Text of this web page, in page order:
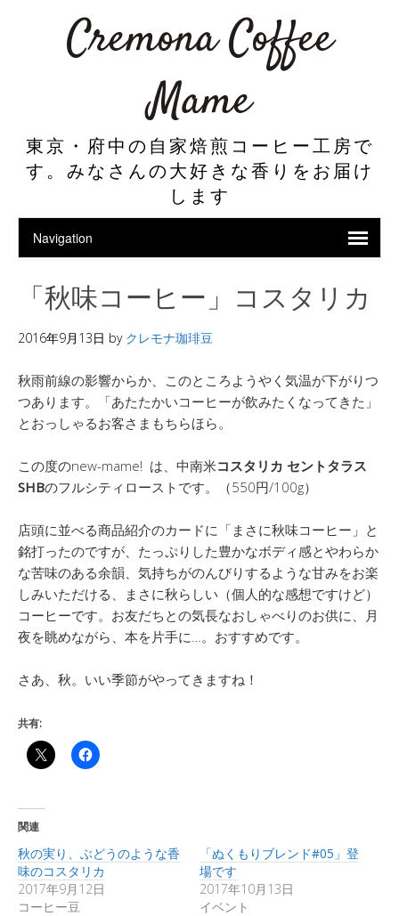
Cremona Coffee
Mame
東京・府中の自家焙煎コーヒー工房で
す。みなさんの大好きな香りをお届け
します
「秋味コーヒー」コスタリカ
2016年9月13日 by クレモナ珈琲豆
秋雨前線の影響からか、このところようやく気温が下がりつ
つあります。「あたたかいコーヒーが飲みたくなってきた」
とおっしゃるお客さまもちらほら。
この度のnew-mame! は、中南米コスタリカ セントタラス
SHBのフルシティローストです。（550円/100g）
店頭に並べる商品紹介のカードに「まさに秋味コーヒー」と
銘打ったのですが、たっぷりした豊かなボディ感とやわらか
な苦味のある余韻、気持ちがのんびりするような甘みをお楽
しみいただける、まさに秋らしい（個人的な感想ですけど）
コーヒーです。お友だちとの気長なおしゃべりのお供に、月
夜を眺めながら、本を片手に…。おすすめです。
さあ、秋。いい季節がやってきますね！
共有:
関連
秋の実り、ぶどうのような香
味のコスタリカ
2017年9月12日
コーヒー豆
「ぬくもりブレンド#05」登
場です
2017年10月13日
イベント